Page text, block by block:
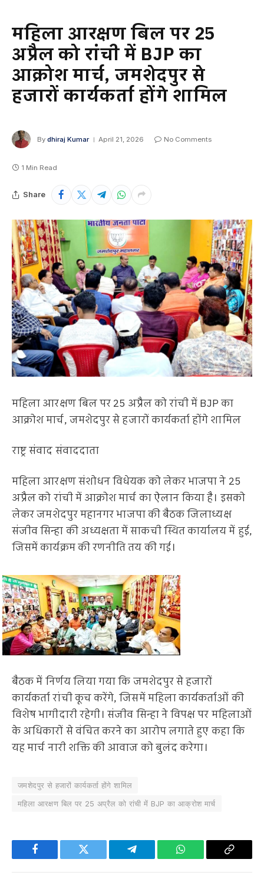
महिला आरक्षण बिल पर 25
अप्रैल को रांची में BJP का
आक्रोश मार्च, जमशेदपुर से
हजारों कार्यकर्ता होंगे शामिल
By dhiraj Kumar April 21, 2026 No Comments
1 Min Read
Share
महिला आरक्षण बिल पर 25 अप्रैल को रांची में BJP का
आक्रोश मार्च, जमशेदपुर से हजारों कार्यकर्ता होंगे शामिल
राष्ट्र संवाद संवाददाता
महिला आरक्षण संशोधन विधेयक को लेकर भाजपा ने 25
अप्रैल को रांची में आक्रोश मार्च का ऐलान किया है। इसको
लेकर जमशेदपुर महानगर भाजपा की बैठक जिलाध्यक्ष
संजीव सिन्हा की अध्यक्षता में साकची स्थित कार्यालय में हुई,
जिसमें कार्यक्रम की रणनीति तय की गई।
बैठक में निर्णय लिया गया कि जमशेदपुर से हजारों
कार्यकर्ता रांची कूच करेंगे, जिसमें महिला कार्यकर्ताओं की
विशेष भागीदारी रहेगी। संजीव सिन्हा ने विपक्ष पर महिलाओं
के अधिकारों से वंचित करने का आरोप लगाते हुए कहा कि
यह मार्च नारी शक्ति की आवाज को बुलंद करेगा।
जमशेदपुर से हजारों कार्यकर्ता होंगे शामिल
महिला आरक्षण बिल पर 25 अप्रैल को रांची में BJP का आक्रोश मार्च
Facebook Twitter Telegram WhatsApp Copy